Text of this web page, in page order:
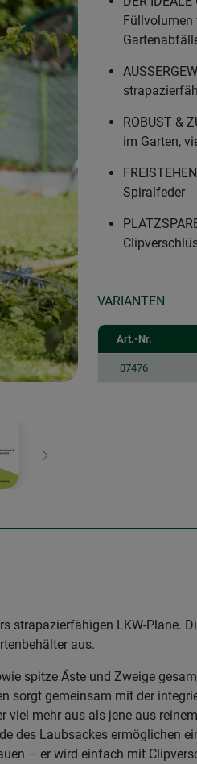
Weiter
Füllvolumen
ROBUST &
im Garten,
Spiralfeder
VARIANTEN
Art.-Nr.
07476
strapazierfähigen LKW-Plane.
aus.
spitze Äste und Zweige
sorgt gemeinsam mit der
mehr aus als jene aus
des Laubsackes ermöglichen
– er wird einfach mit